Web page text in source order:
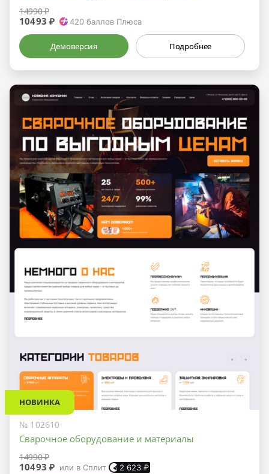
14990 ₽
10493 ₽ 420 баллов Плюса
Демоверсия Подробнее
НОВИНКА
№ 102610
Сварочное оборудование и материалы
14990 ₽
10493 ₽ или в Сплит 2 623 ₽